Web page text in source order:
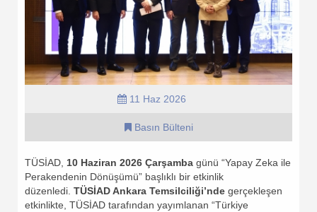
11 Haz 2026
Basın Bülteni
TÜSİAD, 10 Haziran 2026 Çarşamba günü “Yapay Zeka ile
Perakendenin Dönüşümü” başlıklı bir etkinlik
düzenledi. TÜSİAD Ankara Temsilciliği’nde gerçekleşen
etkinlikte, TÜSİAD tarafından yayımlanan “Türkiye